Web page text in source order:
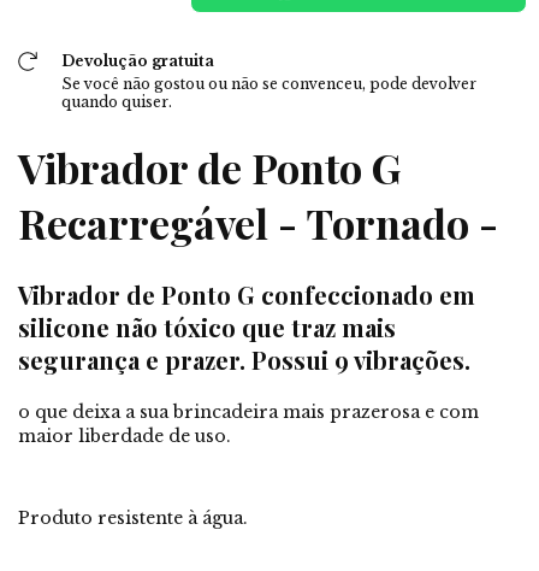
Devolução gratuita
Se você não gostou ou não se convenceu, pode devolver
quando quiser.
Vibrador de Ponto G
Recarregável - Tornado -
Vibrador de Ponto G confeccionado em
silicone não tóxico que traz mais
segurança e prazer. Possui 9 vibrações.
o que deixa a sua brincadeira mais prazerosa e com
maior liberdade de uso.
Produto resistente à água.